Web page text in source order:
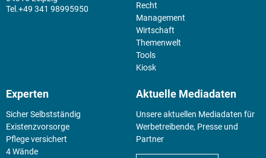
+49 341 98995950
Recht
Management
Wirtschaft
Themenwelt
Tools
Kiosk
Experten
Sicher Selbstständig
Existenz­vorsorge
Pflege versichert
4 Wände
Aktuelle Mediadaten
Unsere aktuellen Mediadaten für
Werbetreibende, Presse und
Partner